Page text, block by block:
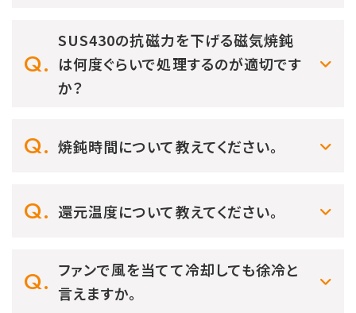
SUS430の抗磁力を下げる磁気焼鈍
は何度ぐらいで処理するのが適切です
か？
焼鈍時間について教えてください。
還元温度について教えてください。
ファンで風を当てて冷却しても徐冷と
言えますか。